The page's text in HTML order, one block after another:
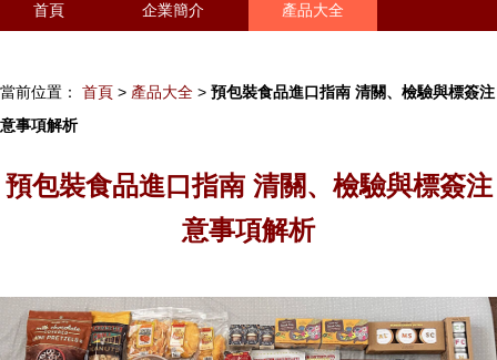
首頁 企業簡介 產品大全
當前位置： 首頁 > 產品大全 > 預包裝食品進口指南 清關、檢驗與標簽注
意事項解析
預包裝食品進口指南 清關、檢驗與標簽注
意事項解析